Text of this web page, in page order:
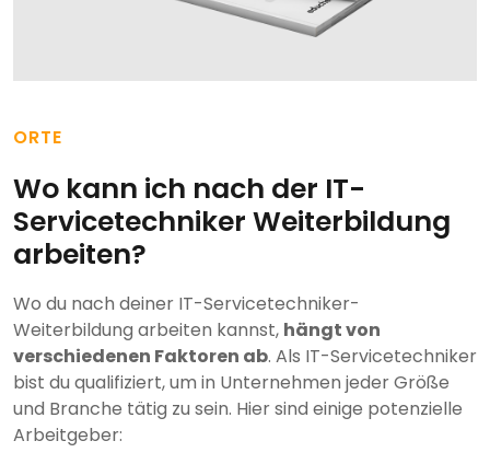
ORTE
Wo kann ich nach der IT-
Servicetechniker Weiterbildung
arbeiten?
Wo du nach deiner IT-Servicetechniker-
Weiterbildung arbeiten kannst, hängt von
verschiedenen Faktoren ab. Als IT-Servicetechniker
bist du qualifiziert, um in Unternehmen jeder Größe
und Branche tätig zu sein. Hier sind einige potenzielle
Arbeitgeber: